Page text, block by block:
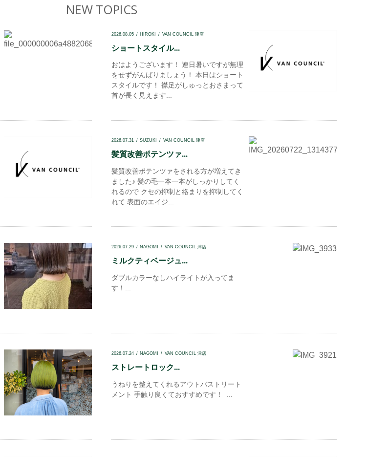
NEW TOPICS
2026.08.05 HIROKI VAN COUNCIL 津店
ショートスタイル...
おはようございます！ 連日暑いですが無理
をせずがんばりましょう！ 本日はショート
スタイルです！ 襟足がしゅっとおさまって
首が長く見えます...
2026.07.31 SUZUKI VAN COUNCIL 津店
髪質改善ポテンツァ...
髪質改善ポテンツァをされる方が増えてき
ました♪ 髪の毛一本一本がしっかりしてく
れるので クセの抑制と絡まりを抑制してく
れて 表面のエイジ...
2026.07.29 NAGOMI VAN COUNCIL 津店
ミルクティベージュ...
ダブルカラーなしハイライトが入ってま
す！...
2026.07.24 NAGOMI VAN COUNCIL 津店
ストレートロック...
うねりを整えてくれるアウトバストリート
メント 手触り良くておすすめです！ ...